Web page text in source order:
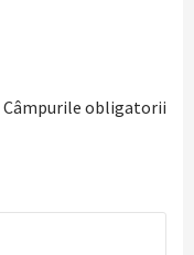
Câmpurile obligatorii